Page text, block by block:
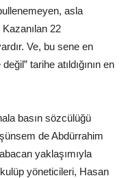
asla
22
Ve, bu sene en
tarihe atıldığının en
basın sözcülüğü
de Abdürrahim
yaklaşımıyla
yöneticileri, Hasan